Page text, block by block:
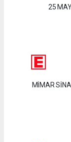
25
MİMAR